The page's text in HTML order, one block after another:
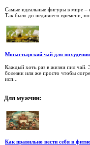
Самые идеальные фигуры в мире –
Так было до недавнего времени,
Монастырский чай для похудения
Каждый хоть раз в жизни пил чай.
болезни или же просто чтобы
исп...
Для мужчин:
Как правильно вести себя в